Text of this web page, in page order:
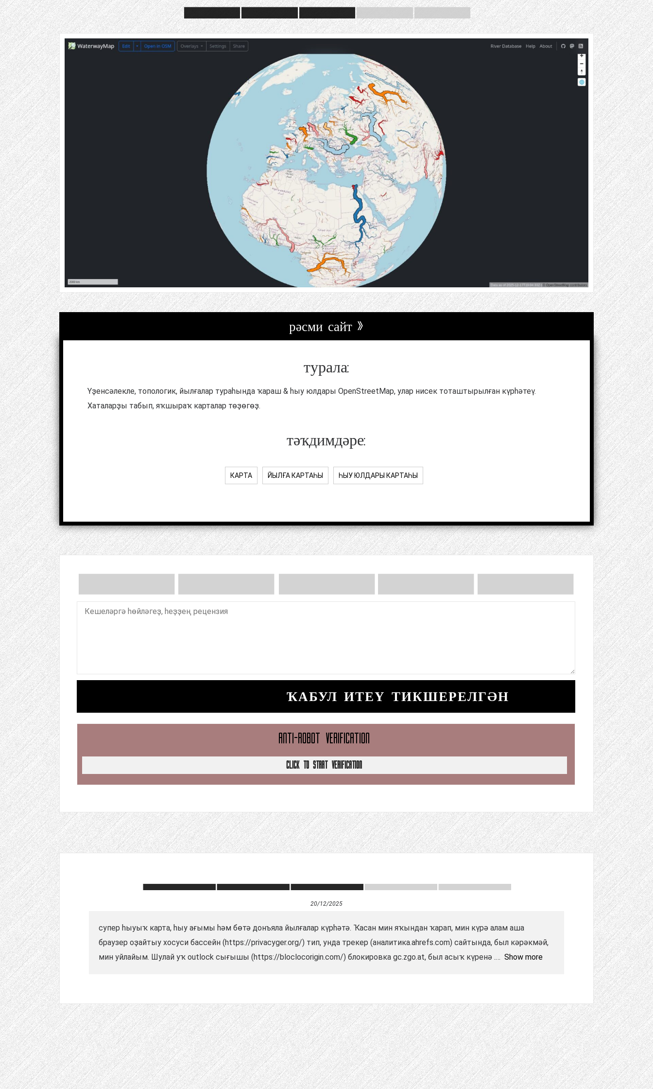
рәсми сайт »
турала:
Үҙенсәлекле, топологик, йылғалар тураһында ҡараш & һыу юлдары OpenStreetMap, улар нисек тоташтырылған күрһәтеү.
Хаталарҙы табып, яҡшыраҡ карталар төҙөгөҙ.
тәҡдимдәре:
КАРТА ЙЫЛҒА КАРТАҺЫ ҺЫУ ЮЛДАРЫ КАРТАҺЫ
ҠАБУЛ ИТЕҮ ТИКШЕРЕЛГӘН
ANTI-ROBOT VERIFICATION
CLICK TO START VERIFICATION
20/12/2025
супер һыуыҡ карта, һыу ағымы һәм бөтә донъяла йылғалар күрһәтә. Ҡасан мин яҡындан ҡарап, мин күрә алам аша
браузер оҙайтыу хосуси бассейн (https://privacyger.org/) тип, унда трекер (аналитика.ahrefs.com) сайтында, был кәрәкмәй,
мин уйлайым. Шулай уҡ outlock сығышы (https://bloclocorigin.com/) блокировка gc.zgo.at, был асыҡ күренә .
Show more